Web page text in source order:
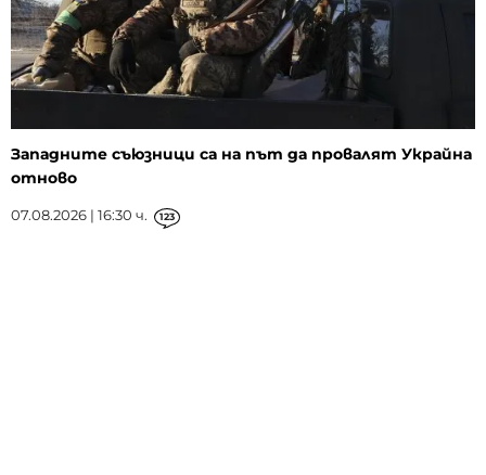
Западните съюзници са на път да провалят Украйна
отново
07.08.2026 | 16:30 ч. 123